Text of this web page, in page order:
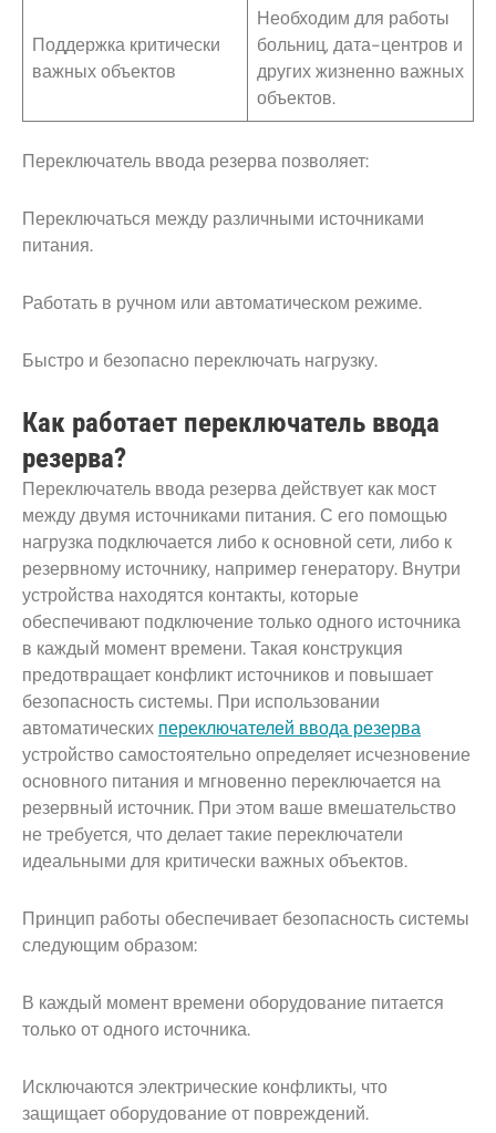
Поддержка критически
важных объектов
Необходим для работы
больниц, дата-центров и
других жизненно важных
объектов.
Переключатель ввода резерва позволяет:
Переключаться между различными источниками
питания.
Работать в ручном или автоматическом режиме.
Быстро и безопасно переключать нагрузку.
Как работает переключатель ввода
резерва?
Переключатель ввода резерва действует как мост
между двумя источниками питания. С его помощью
нагрузка подключается либо к основной сети, либо к
резервному источнику, например генератору. Внутри
устройства находятся контакты, которые
обеспечивают подключение только одного источника
в каждый момент времени. Такая конструкция
предотвращает конфликт источников и повышает
безопасность системы. При использовании
автоматических переключателей ввода резерва
устройство самостоятельно определяет исчезновение
основного питания и мгновенно переключается на
резервный источник. При этом ваше вмешательство
не требуется, что делает такие переключатели
идеальными для критически важных объектов.
Принцип работы обеспечивает безопасность системы
следующим образом:
В каждый момент времени оборудование питается
только от одного источника.
Исключаются электрические конфликты, что
защищает оборудование от повреждений.